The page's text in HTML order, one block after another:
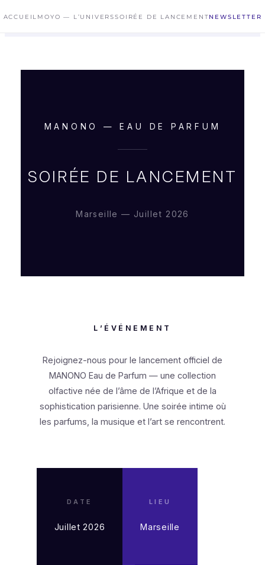
ACCUEIL MOYO — L’UNIVERSSOIRÉE DE LANCEMENTNEWSLETTER
MANONO — EAU DE PARFUM
SOIRÉE DE LANCEMENT
Marseille — Juillet 2026
L’ÉVÉNEMENT
Rejoignez-nous pour le lancement officiel de
MANONO Eau de Parfum — une collection
olfactive née de l’âme de l’Afrique et de la
sophistication parisienne. Une soirée intime où
les parfums, la musique et l’art se rencontrent.
DATE
Juillet 2026
LIEU
Marseille